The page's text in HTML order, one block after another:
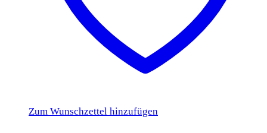
Zum Wunschzettel hinzufügen